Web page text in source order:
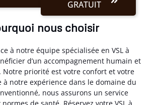
GRATUIT
nous choisir
à notre équipe spécialisée en VSL à
d’un accompagnement humain et
Notre priorité est votre confort et votre
à notre expérience dans le domaine du
nous assurons un service
de santé. Réservez votre VSL à